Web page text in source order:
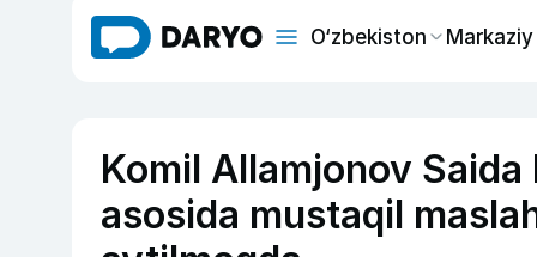
O‘zbekiston
Komil Allamjonov
asosida mustaqil